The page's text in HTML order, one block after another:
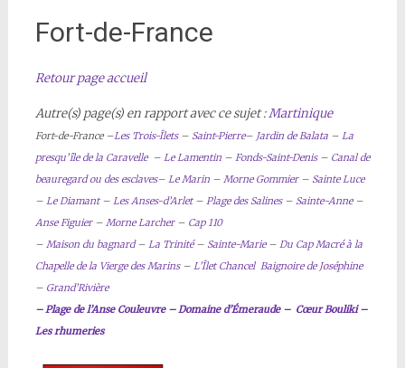
Fort-de-France
Retour page accueil
Autre(s) page(s) en rapport avec ce sujet :Martinique
Fort-de-France –Les Trois-Îlets– Saint-Pierre– Jardin de Balata– La
presqu’île de la Caravelle–Le Lamentin– Fonds-Saint-Denis –Canal de
beauregard ou des esclaves– Le Marin– Morne Gommier– Sainte Luce
– Le Diamant– Les Anses-d’Arlet– Plage des Salines– Sainte-Anne–
Anse Figuier– Morne Larcher– Cap 110
– Maison du bagnard– La Trinité– Sainte-Marie– Du Cap Macré à la
Chapelle de la Vierge des Marins– L’Îlet Chancel Baignoire de Joséphine
– Grand’Rivière
–Plage de l’Anse Couleuvre–Domaine d’Émeraude– Cœur Bouliki–
Les rhumeries